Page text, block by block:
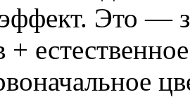
Это —
+